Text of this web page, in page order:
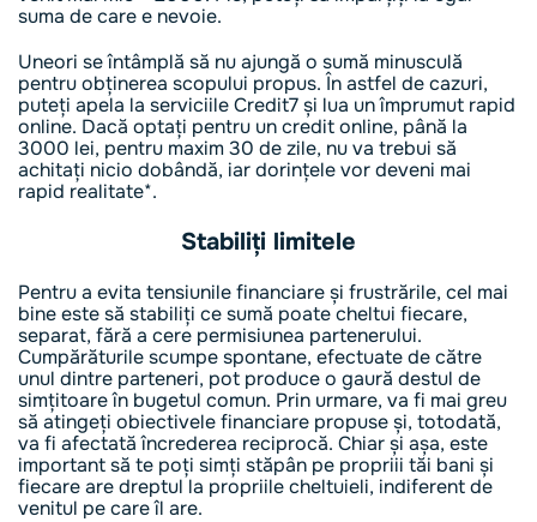
suma de care e nevoie.
Uneori se întâmplă să nu ajungă o sumă minusculă
pentru obținerea scopului propus. În astfel de cazuri,
puteți apela la serviciile Credit7 și lua un împrumut rapid
online. Dacă optați pentru un credit online, până la
3000 lei, pentru maxim 30 de zile, nu va trebui să
achitați nicio dobândă, iar dorințele vor deveni mai
rapid realitate*.
Stabiliți limitele
Pentru a evita tensiunile financiare și frustrările, cel mai
bine este să stabiliți ce sumă poate cheltui fiecare,
separat, fără a cere permisiunea partenerului.
Cumpărăturile scumpe spontane, efectuate de către
unul dintre parteneri, pot produce o gaură destul de
simțitoare în bugetul comun. Prin urmare, va fi mai greu
să atingeți obiectivele financiare propuse și, totodată,
va fi afectată încrederea reciprocă. Chiar și așa, este
important să te poți simți stăpân pe propriii tăi bani și
fiecare are dreptul la propriile cheltuieli, indiferent de
venitul pe care îl are.